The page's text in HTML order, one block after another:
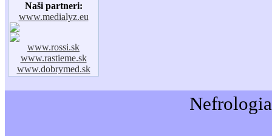
Naši partneri:
www.medialyz.eu
www.rossi.sk
www.rastieme.sk
www.dobrymed.sk